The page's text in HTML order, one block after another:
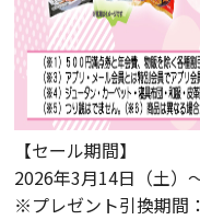
【セール期間】
2026年3月14日（土）
※プレゼント引換期間